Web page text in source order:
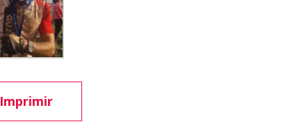
Imprimir